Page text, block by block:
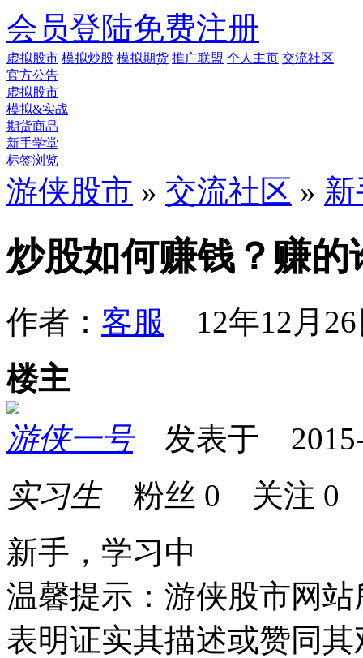
会员登陆免费注册
虚拟股市 模拟炒股 模拟期货 推广联盟 个人主页 交流社区
官方公告
虚拟股市
模拟&实战
期货商品
新手学堂
标签浏览
游侠股市 » 交流社区 »
炒股如何赚钱？赚的
作者： 客服 12年12月
楼主
游侠一号发表于 2015-
实习生粉丝 0 关注 0
新手，学习中
温馨提示：游侠股市网
表明证实其描述或赞同